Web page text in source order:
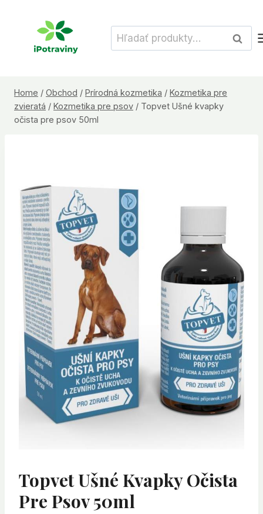
Hľadať:
Home / Obchod / Prírodná kozmetika / Kozmetika pre
zvieratá / Kozmetika pre psov / Topvet Ušné kvapky
očista pre psov 50ml
Topvet Ušné Kvapky Očista
Pre Psov 50ml